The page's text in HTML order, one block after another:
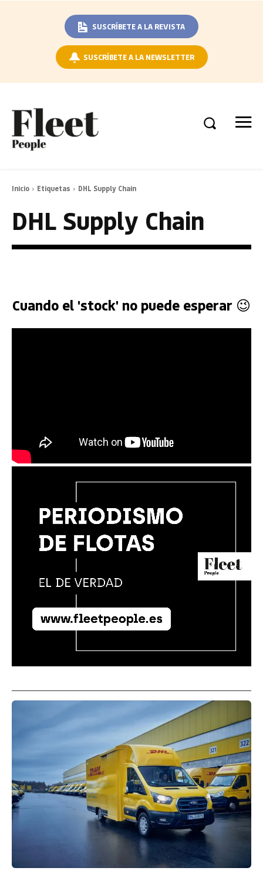
SUSCRÍBETE A LA REVISTA
SUSCRÍBETE A LA NEWSLETTER
Inicio Etiquetas DHL Supply Chain
DHL Supply Chain
Cuando el 'stock' no puede esperar 😉